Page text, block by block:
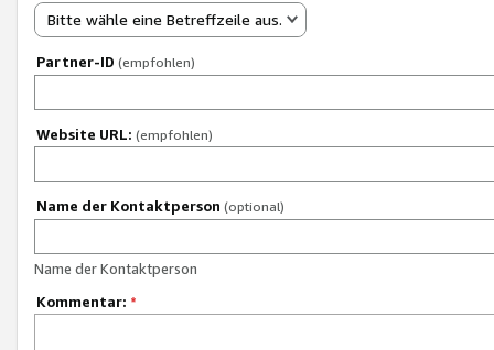
Bitte wähle eine Betreffzeile aus.
Partner-ID (empfohlen)
Website URL: (empfohlen)
Name der Kontaktperson (optional)
Name der Kontaktperson
Kommentar: *